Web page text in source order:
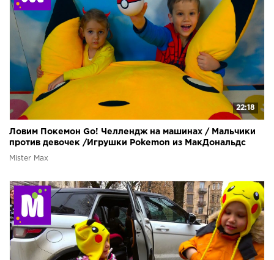
22:18
Ловим Покемон Go! Челлендж на машинах / Мальчики
против девочек /Игрушки Pokemon из МакДональдс
Mister Max